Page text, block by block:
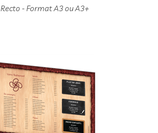
Recto - Format A3 ou A3+